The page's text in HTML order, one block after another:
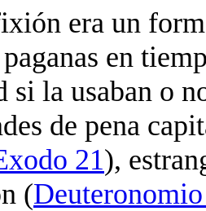
era un
en
si la usaban o
de pena
21),
(